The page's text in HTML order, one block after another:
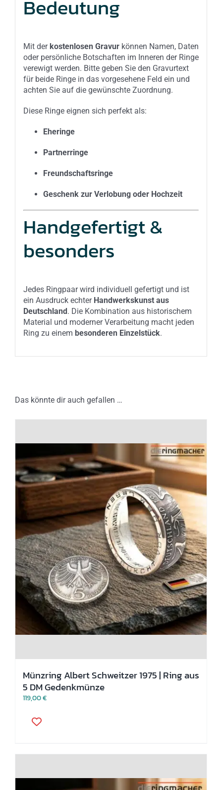
Bedeutung
Mit der kostenlosen Gravurkönnen Namen, Daten
oder persönliche Botschaften im Inneren der Ringe
verewigt werden. Bitte geben Sie den Gravurtext
für beide Ringe in das vorgesehene Feld ein und
achten Sie auf die gewünschte Zuordnung.
Diese Ringe eignen sich perfekt als:
Eheringe
Partnerringe
Freundschaftsringe
Geschenk zur Verlobung oder Hochzeit
Handgefertigt &
besonders
Jedes Ringpaar wird individuell gefertigt und ist
ein Ausdruck echter Handwerkskunst aus
Deutschland. Die Kombination aus historischem
Material und moderner Verarbeitung macht jeden
Ring zu einem besonderen Einzelstück.
Das könnte dir auch gefallen …
Münzring Albert Schweitzer 1975 | Ring aus
5 DM Gedenkmünze
119,00€
Produkt
Optionen